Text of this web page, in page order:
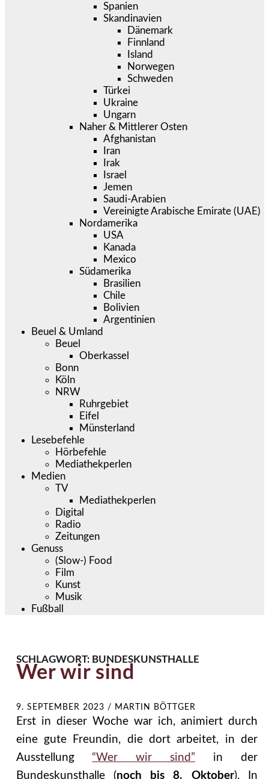
Spanien
Skandinavien
Dänemark
Finnland
Island
Norwegen
Schweden
Türkei
Ukraine
Ungarn
Naher & Mittlerer Osten
Afghanistan
Iran
Irak
Israel
Jemen
Saudi-Arabien
Vereinigte Arabische Emirate (UAE)
Nordamerika
USA
Kanada
Mexico
Südamerika
Brasilien
Chile
Bolivien
Argentinien
Beuel & Umland
Beuel
Oberkassel
Bonn
Köln
NRW
Ruhrgebiet
Eifel
Münsterland
Lesebefehle
Hörbefehle
Mediathekperlen
Medien
TV
Mediathekperlen
Digital
Radio
Zeitungen
Genuss
(Slow-) Food
Film
Kunst
Musik
Fußball
SCHLAGWORT: BUNDESKUNSTHALLE
Wer wir sind
9. SEPTEMBER 2023 / MARTIN BÖTTGER
Erst in dieser Woche war ich, animiert durch
eine gute Freundin, die dort arbeitet, in der
Ausstellung “Wer wir sind” in der
Bundeskunsthalle (noch bis 8. Oktober). In